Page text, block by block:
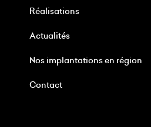
Réalisations
Actualités
Nos implantations en région
Contact